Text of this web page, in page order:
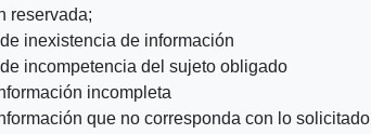
reservada;
inexistencia de información
incompetencia del sujeto obligado
incompleta
que no corresponda con lo solicitado